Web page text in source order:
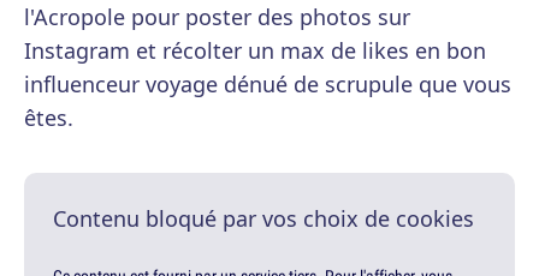
l'Acropole pour poster des photos sur
Instagram et récolter un max de likes en bon
influenceur voyage dénué de scrupule que vous
êtes.
Contenu bloqué par vos choix de cookies